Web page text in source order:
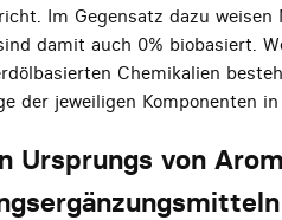
Im Gegensatz dazu
damit auch 0% biobasiert.
Chemikalien
der jeweiligen Komponenten
Ursprungs von